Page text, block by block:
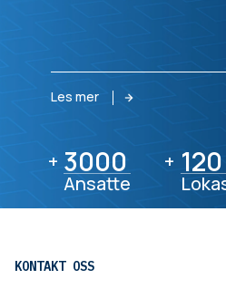
Les mer
+ 3000
3000
Ansatte
+ 120
120
KONTAKT OSS